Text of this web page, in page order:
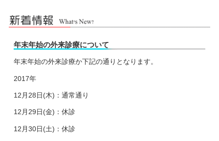
年末年始の外来診療について
年末年始の外来診療か下記の通りとなります。
2017年
12月28日(木)：通常通り
12月29日(金)：休診
12月30日(土)：休診